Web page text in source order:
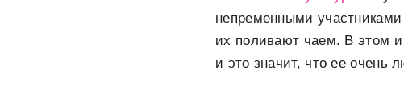
непременными
их поливают чаем. В этом
и это значит, что ее очень